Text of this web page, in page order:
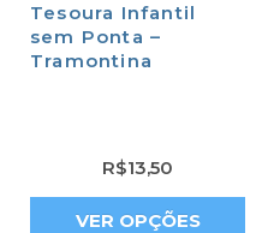
Tesoura Infantil
sem Ponta –
Tramontina
R$13,50
VER OPÇÕES